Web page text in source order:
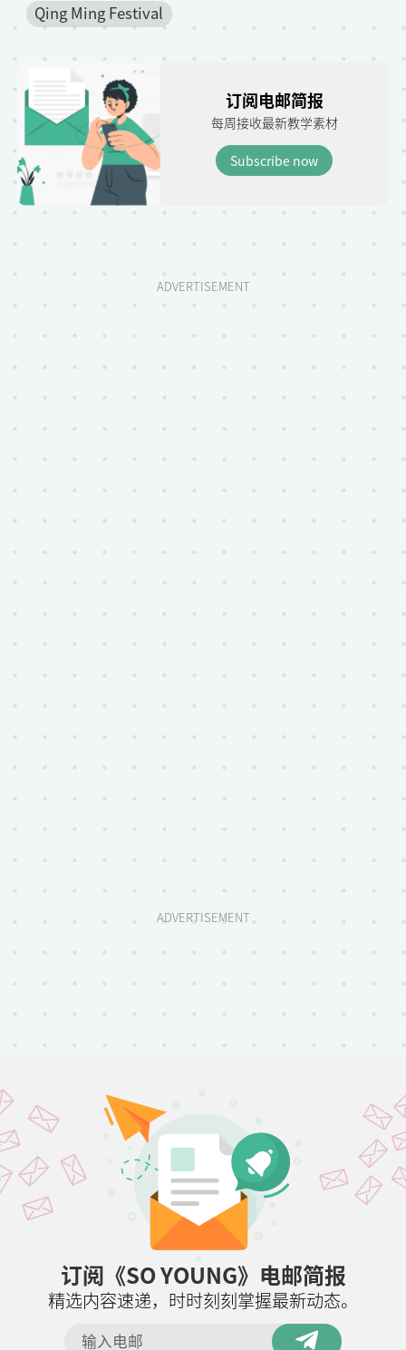
Qing Ming Festival
订阅电邮简报
每周接收最新教学素材
Subscribe now
ADVERTISEMENT
ADVERTISEMENT
订阅《SO YOUNG》电邮简报
精选内容速递，时时刻刻掌握最新动态。